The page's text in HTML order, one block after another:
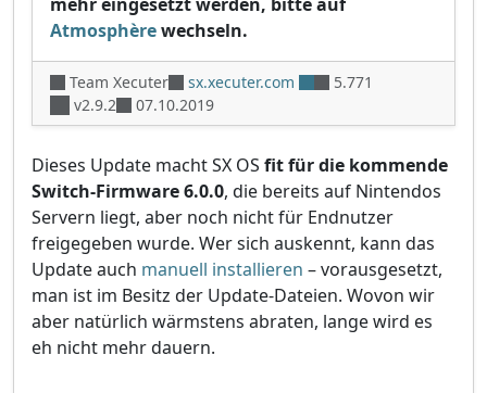
Atmosphèrewechseln.
Team Xecuter sx.xecuter.com
5.771
v2.9.2
07.10.2019
Dieses Update macht SX OS fit für die kommende
Switch-Firmware 6.0.0, die bereits auf Nintendos
Servern liegt, aber noch nicht für Endnutzer
freigegeben wurde. Wer sich auskennt, kann das
Update auch manuell installieren – vorausgesetzt,
man ist im Besitz der Update-Dateien. Wovon wir
aber natürlich wärmstens abraten, lange wird es
eh nicht mehr dauern.